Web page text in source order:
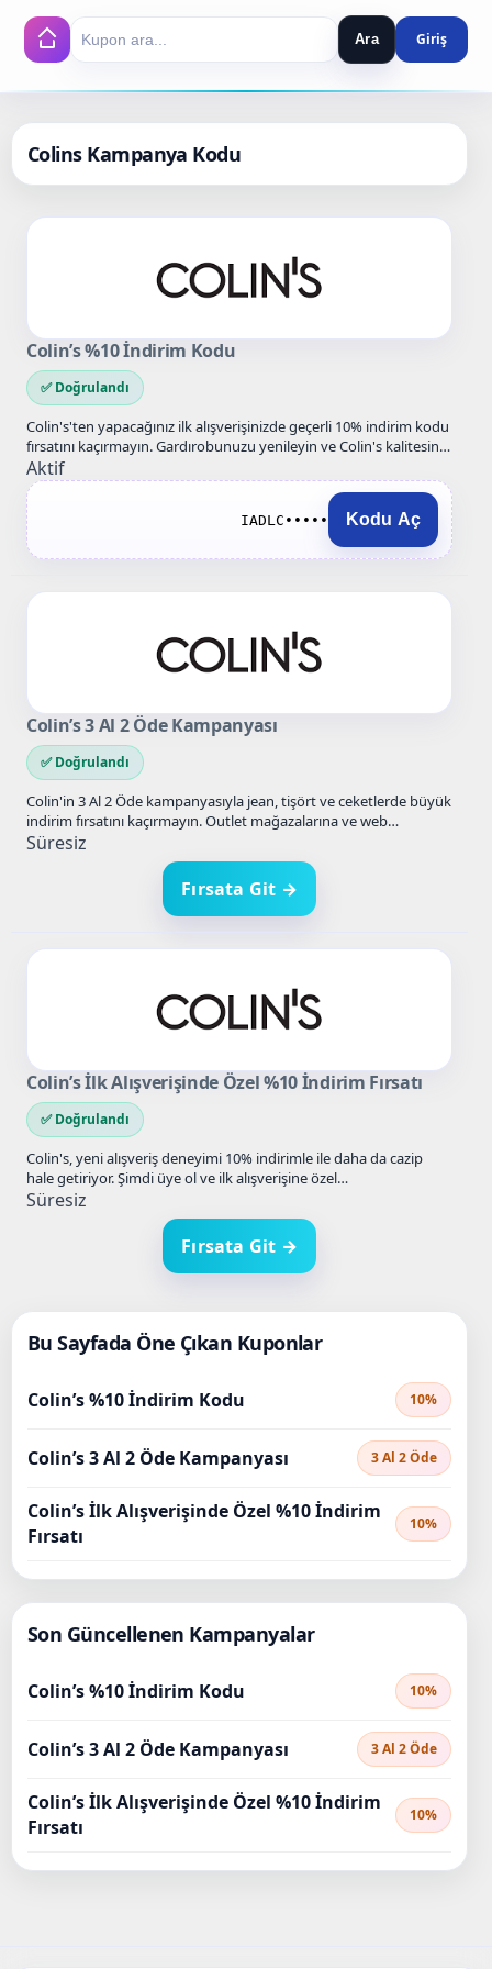
Search Ara
Colins Kampanya Kodu
Colin’s %10 İndirim Kodu
✅ Doğrulandı
Colin's'ten yapacağınız ilk alışverişinizde geçerli 10% indirim kodu
fırsatını kaçırmayın. Gardırobunuzu yenileyin ve Colin's kalitesine
avantajlı fiyatlarla sahip…
Aktif
IADLC••••• Kodu Aç
Colin’s 3 Al 2 Öde Kampanyası
✅ Doğrulandı
Colin'in 3 Al 2 Öde kampanyasıyla jean, tişört ve ceketlerde büyük
indirim fırsatını kaçırmayın. Outlet mağazalarına ve web…
Süresiz
Fırsata Git →
Colin’s İlk Alışverişinde Özel %10 İndirim Fırsatı
✅ Doğrulandı
Colin's, yeni alışveriş deneyimi 10% indirimle ile daha da cazip
hale getiriyor. Şimdi üye ol ve ilk alışverişine özel…
Süresiz
Fırsata Git →
Bu Sayfada Öne Çıkan Kuponlar
Colin’s %10 İndirim Kodu 10%
Colin’s 3 Al 2 Öde Kampanyası 3 Al 2 Öde
Colin’s İlk Alışverişinde Özel %10 İndirim
Fırsatı
10%
Son Güncellenen Kampanyalar
Colin’s %10 İndirim Kodu 10%
Colin’s 3 Al 2 Öde Kampanyası 3 Al 2 Öde
Colin’s İlk Alışverişinde Özel %10 İndirim
Fırsatı
10%